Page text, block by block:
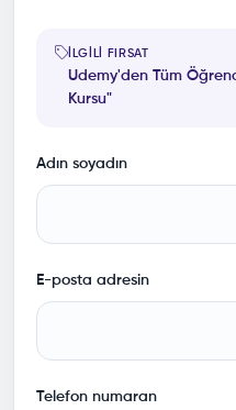
İLGILI FIRSAT
Udemy'den Tüm
Kursu"
Adın soyadın
E-posta adresin
Telefon numaran